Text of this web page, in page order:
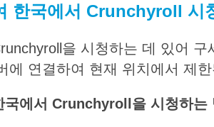
한국에서 Crunchyroll 시
을 시청하는 데 있어
에 연결하여 현재 위치에서 제
국에서 Crunchyroll을 시청하는